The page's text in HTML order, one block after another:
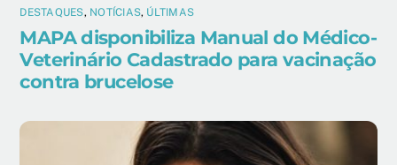
DESTAQUES, NOTÍCIAS, ÚLTIMAS
MAPA disponibiliza Manual do Médico-
Veterinário Cadastrado para vacinação
contra brucelose